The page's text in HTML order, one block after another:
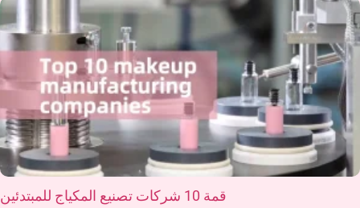
قمة 10 شركات تصنيع المكياج للمبتدئين